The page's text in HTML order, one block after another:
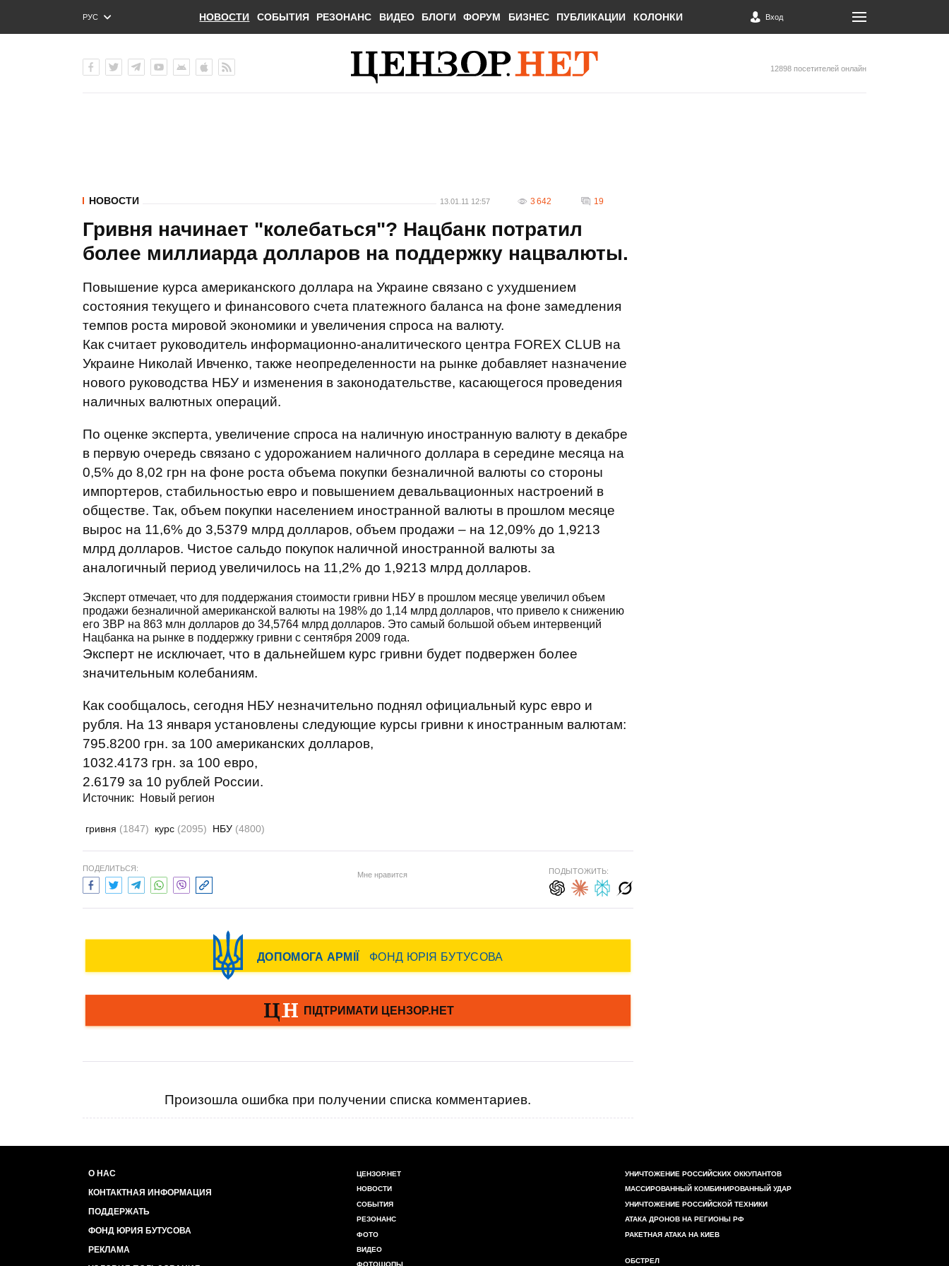
РУС
ENG
НОВОСТИ СОБЫТИЯ РЕЗОНАНС ВИДЕО БЛОГИ ФОРУМ БИЗНЕС ПУБЛИКАЦИИ КОЛОНКИ Вход
12898 посетителей онлайн
НОВОСТИ 13.01.11 12:57 3 642 19
Гривня начинает "колебаться"? Нацбанк потратил
более миллиарда долларов на поддержку нацвалюты.
Повышение курса американского доллара на Украине связано с ухудшением
состояния текущего и финансового счета платежного баланса на фоне замедления
темпов роста мировой экономики и увеличения спроса на валюту.
Как считает руководитель информационно-аналитического центра FOREX CLUB на
Украине Николай Ивченко, также неопределенности на рынке добавляет назначение
нового руководства НБУ и изменения в законодательстве, касающегося проведения
наличных валютных операций.
По оценке эксперта, увеличение спроса на наличную иностранную валюту в декабре
в первую очередь связано с удорожанием наличного доллара в середине месяца на
0,5% до 8,02 грн на фоне роста объема покупки безналичной валюты со стороны
импортеров, стабильностью евро и повышением девальвационных настроений в
обществе. Так, объем покупки населением иностранной валюты в прошлом месяце
вырос на 11,6% до 3,5379 млрд долларов, объем продажи – на 12,09% до 1,9213
млрд долларов. Чистое сальдо покупок наличной иностранной валюты за
аналогичный период увеличилось на 11,2% до 1,9213 млрд долларов.
Эксперт отмечает, что для поддержания стоимости гривни НБУ в прошлом месяце увеличил объем
продажи безналичной американской валюты на 198% до 1,14 млрд долларов, что привело к снижению
его ЗВР на 863 млн долларов до 34,5764 млрд долларов. Это самый большой объем интервенций
Нацбанка на рынке в поддержку гривни с сентября 2009 года.
Эксперт не исключает, что в дальнейшем курс гривни будет подвержен более
значительным колебаниям.
Как сообщалось, сегодня НБУ незначительно поднял официальный курс евро и
рубля. На 13 января установлены следующие курсы гривни к иностранным валютам:
795.8200 грн. за 100 американских долларов,
1032.4173 грн. за 100 евро,
2.6179 за 10 рублей России.
Источник: Новый регион
гривня (1847) курс (2095) НБУ (4800)
ПОДЕЛИТЬСЯ:
Мне нравится ПОДЫТОЖИТЬ:
Произошла ошибка при получении списка комментариев.
О НАС
КОНТАКТНАЯ ИНФОРМАЦИЯ
ПОДДЕРЖАТЬ
ФОНД ЮРИЯ БУТУСОВА
РЕКЛАМА
ЦЕНЗОР.НЕТ
НОВОСТИ
СОБЫТИЯ
РЕЗОНАНС
ФОТО
ВИДЕО
УНИЧТОЖЕНИЕ РОССИЙСКИХ ОККУПАНТОВ
МАССИРОВАННЫЙ КОМБИНИРОВАННЫЙ УДАР
УНИЧТОЖЕНИЕ РОССИЙСКОЙ ТЕХНИКИ
АТАКА ДРОНОВ НА РЕГИОНЫ РФ
РАКЕТНАЯ АТАКА НА КИЕВ
ОБСТРЕЛ